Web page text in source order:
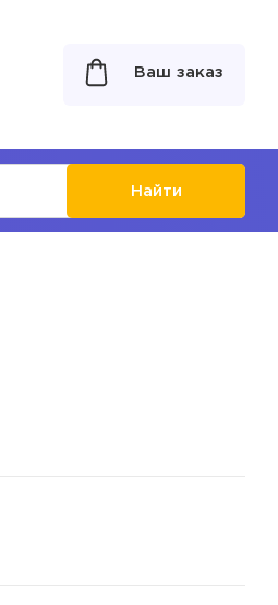
Ваш заказ
Найти